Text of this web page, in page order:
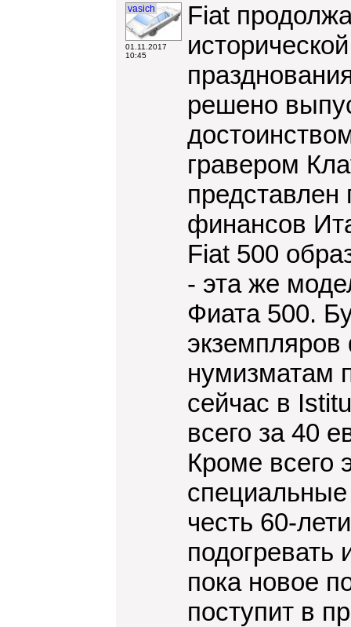
vasich
01.11.2017
10:45
Fiat
решено
гравером
финансов
Fiat 500
- эта же
Фиата 500.
нумизматам
сейчас в
всего за 40
Кроме всего
честь 60-
подогревать
пока новое
поступит в